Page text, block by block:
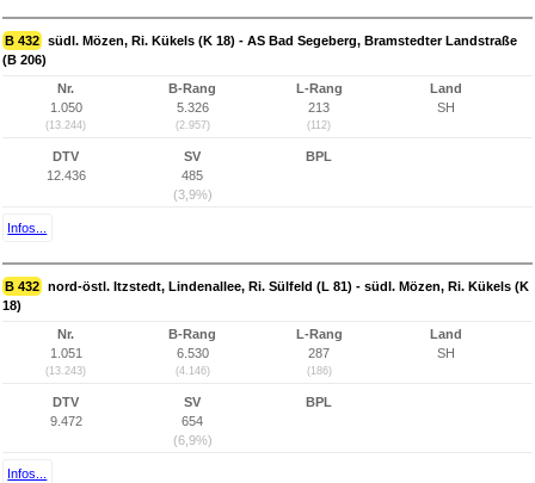
B 432 südl. Mözen, Ri. Kükels (K 18) - AS Bad Segeberg, Bramstedter Landstraße
(B 206)
Nr.
1.050
(13.244)
B-Rang
5.326
(2.957)
L-Rang
213
(112)
Land
SH
DTV
12.436
SV
485
(3,9%)
BPL
Infos...
B 432 nord-östl. Itzstedt, Lindenallee, Ri. Sülfeld (L 81) - südl. Mözen, Ri. Kükels (K
18)
Nr.
1.051
(13.243)
B-Rang
6.530
(4.146)
L-Rang
287
(186)
Land
SH
DTV
9.472
SV
654
(6,9%)
BPL
Infos...